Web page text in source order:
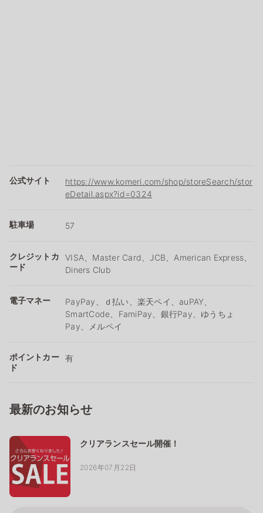
公式サイト
https://www.komeri.com/shop/storeSearch/stor
eDetail.aspx?id=0324
駐車場 57
クレジットカ
ード
VISA、Master Card、JCB、American Express、
Diners Club
電子マネー
PayPay、ｄ払い、楽天ペイ、auPAY、
SmartCode、FamiPay、銀行Pay、ゆうちょ
Pay、メルペイ
ポイントカー
ド
有
最新のお知らせ
クリアランスセール開催！
2026年07月22日